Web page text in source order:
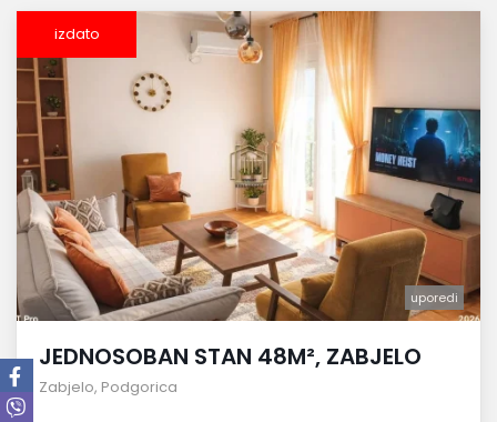
izdato
uporedi
JEDNOSOBAN STAN 48M², ZABJELO
Zabjelo, Podgorica